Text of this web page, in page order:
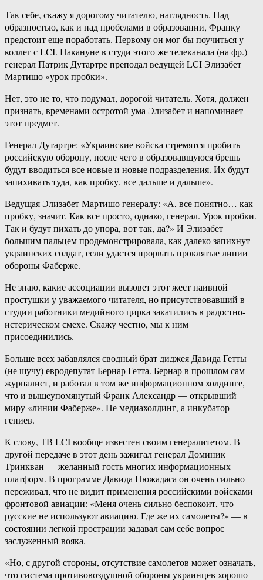
Так себе, скажу я дорогому читателю, наглядность. Над
образностью, как и над пробелами в образовании, Франку
предстоит еще поработать. Первому он мог бы поучиться у
коллег с LCI. Накануне в студи этого же телеканала (на фр.)
генерал Патрик Дутартре преподал ведущей LCI Элизабет
Мартишо «урок пробки».
Нет, это не то, что подумал, дорогой читатель. Хотя, должен
признать, временами остротой ума Элизабет и напоминает
этот предмет.
Генерал Дутартре: «Украинские войска стремятся пробить
российскую оборону, после чего в образовавшуюся брешь
будут вводиться все новые и новые подразделения. Их будут
запихивать туда, как пробку, все дальше и дальше».
Ведущая Элизабет Мартишо генералу: «А, все понятно… как
пробку, значит. Как все просто, однако, генерал. Урок пробки.
Так и будут пихать до упора, вот так, да?» И Элизабет
большим пальцем продемонстрировала, как далеко запихнут
украинских солдат, если удастся прорвать проклятые линии
обороны Фаберже.
Не знаю, какие ассоциации вызовет этот жест наивной
простушки у уважаемого читателя, но присутствовавший в
студии работники медийного цирка закатились в радостно-
истерическом смехе. Скажу честно, мы к ним
присоединились.
Больше всех забавлялся сводный брат диджея Давида Гетты
(не шучу) евродепутат Бернар Гетта. Бернар в прошлом сам
журналист, и работал в том же информационном холдинге,
что и вышеупомянутый Франк Александр — открывший
миру «линии Фаберже». Не медиахолдинг, а инкубатор
гениев.
К слову, ТВ LCI вообще известен своим генералитетом. В
другой передаче в этот день зажигал генерал Доминик
Тринкван — желанный гость многих информационных
платформ. В программе Давида Пюжадаса он очень сильно
переживал, что не видит применения российскими войсками
фронтовой авиации: «Меня очень сильно беспокоит, что
русские не используют авиацию. Где же их самолеты?» — в
состоянии легкой прострации задавал сам себе вопрос
заслуженный вояка.
«Но, с другой стороны, отсутствие самолетов может означать,
что система противовоздушной обороны украинцев хорошо